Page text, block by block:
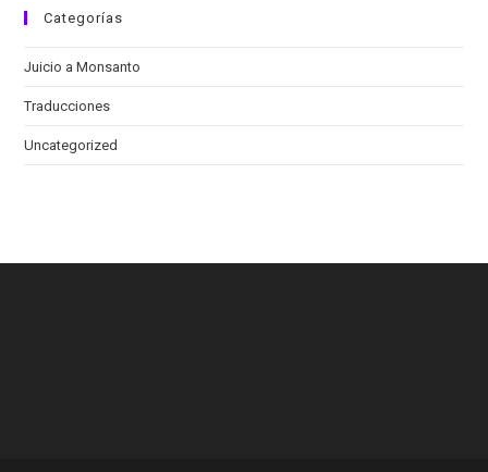
Categorías
Juicio a Monsanto
Traducciones
Uncategorized